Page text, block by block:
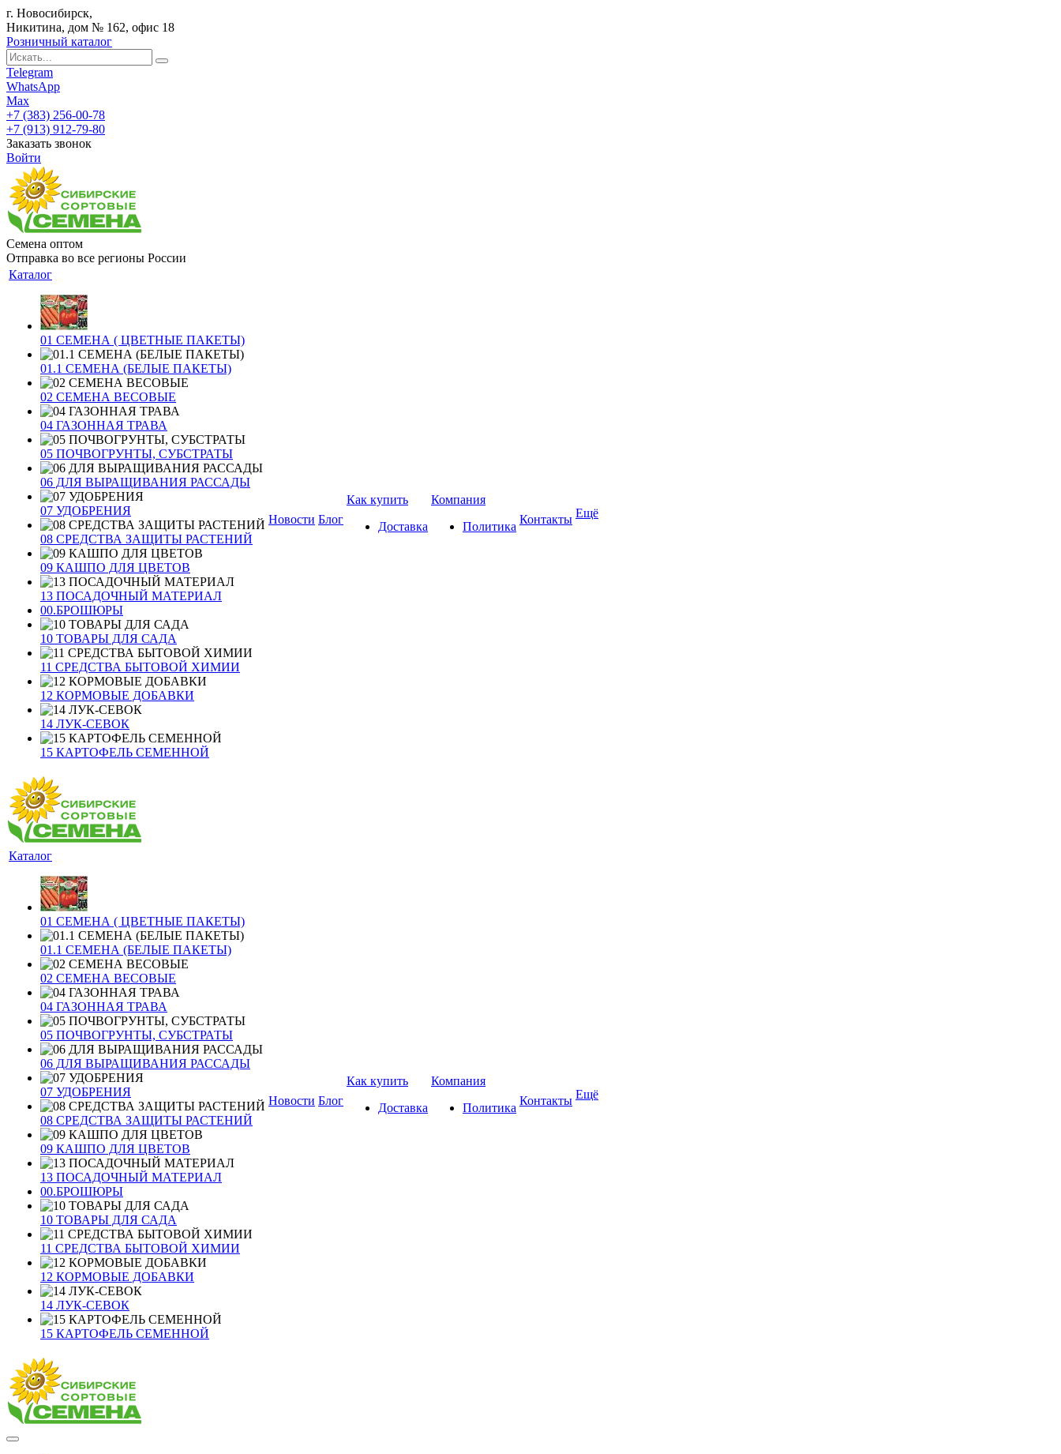
г. Новосибирск,
Никитина, дом № 162, офис 18
Розничный каталог
Telegram
WhatsApp
Max
+7 (383) 256-00-78
+7 (913) 912-79-80
Заказать звонок
Войти
Семена оптом
Отправка во все регионы России
Каталог
01 СЕМЕНА ( ЦВЕТНЫЕ ПАКЕТЫ)
01.1 СЕМЕНА (БЕЛЫЕ ПАКЕТЫ)
02 СЕМЕНА ВЕСОВЫЕ
04 ГАЗОННАЯ ТРАВА
05 ПОЧВОГРУНТЫ, СУБСТРАТЫ
06 ДЛЯ ВЫРАЩИВАНИЯ РАССАДЫ
07 УДОБРЕНИЯ
08 СРЕДСТВА ЗАЩИТЫ РАСТЕНИЙ
09 КАШПО ДЛЯ ЦВЕТОВ
13 ПОСАДОЧНЫЙ МАТЕРИАЛ
00.БРОШЮРЫ
10 ТОВАРЫ ДЛЯ САДА
11 СРЕДСТВА БЫТОВОЙ ХИМИИ
12 КОРМОВЫЕ ДОБАВКИ
14 ЛУК-СЕВОК
15 КАРТОФЕЛЬ СЕМЕННОЙ
Новости Блог
Как купить
Доставка
Компания
Политика
Контакты Ещё
Каталог
01 СЕМЕНА ( ЦВЕТНЫЕ ПАКЕТЫ)
01.1 СЕМЕНА (БЕЛЫЕ ПАКЕТЫ)
02 СЕМЕНА ВЕСОВЫЕ
04 ГАЗОННАЯ ТРАВА
05 ПОЧВОГРУНТЫ, СУБСТРАТЫ
06 ДЛЯ ВЫРАЩИВАНИЯ РАССАДЫ
07 УДОБРЕНИЯ
08 СРЕДСТВА ЗАЩИТЫ РАСТЕНИЙ
09 КАШПО ДЛЯ ЦВЕТОВ
13 ПОСАДОЧНЫЙ МАТЕРИАЛ
00.БРОШЮРЫ
10 ТОВАРЫ ДЛЯ САДА
11 СРЕДСТВА БЫТОВОЙ ХИМИИ
12 КОРМОВЫЕ ДОБАВКИ
14 ЛУК-СЕВОК
15 КАРТОФЕЛЬ СЕМЕННОЙ
Новости Блог
Как купить
Доставка
Компания
Политика
Контакты Ещё